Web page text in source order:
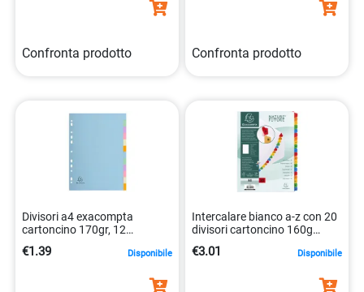
Confronta prodotto Confronta prodotto
Divisori a4 exacompta
cartoncino 170gr, 12
3130630016120
€1.39 Disponibile
Intercalare bianco a-z con 20
divisori cartoncino 160g
€3.01 Disponibile